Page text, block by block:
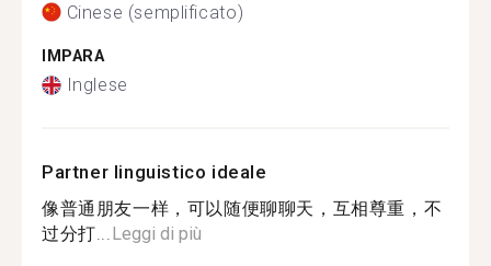
Cinese (semplificato)
IMPARA
Inglese
Partner linguistico ideale
像普通朋友一样，可以随便聊聊天，互相尊重，不
过分打...Leggi di più